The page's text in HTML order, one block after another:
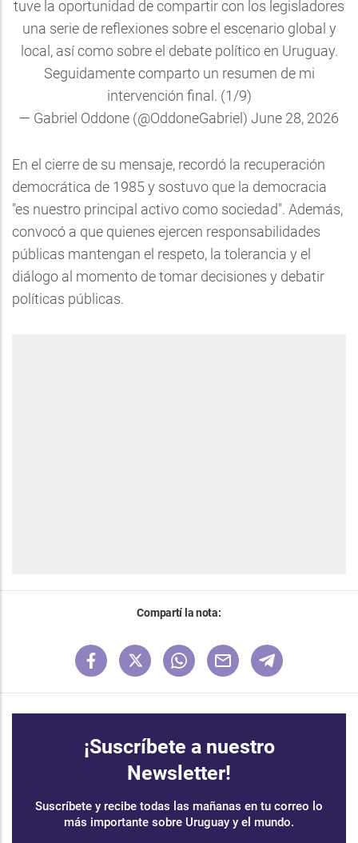
tuve la oportunidad de compartir con los legisladores
una serie de reflexiones sobre el escenario global y
local, así como sobre el debate político en Uruguay.
Seguidamente comparto un resumen de mi
intervención final. (1/9)
— Gabriel Oddone (@OddoneGabriel) June 28, 2026
En el cierre de su mensaje, recordó la recuperación
democrática de 1985 y sostuvo que la democracia
"es nuestro principal activo como sociedad". Además,
convocó a que quienes ejercen responsabilidades
públicas mantengan el respeto, la tolerancia y el
diálogo al momento de tomar decisiones y debatir
políticas públicas.
Compartí la nota:
¡Suscríbete a nuestro
Newsletter!
Suscríbete y recibe todas las mañanas en tu correo lo
más importante sobre Uruguay y el mundo.